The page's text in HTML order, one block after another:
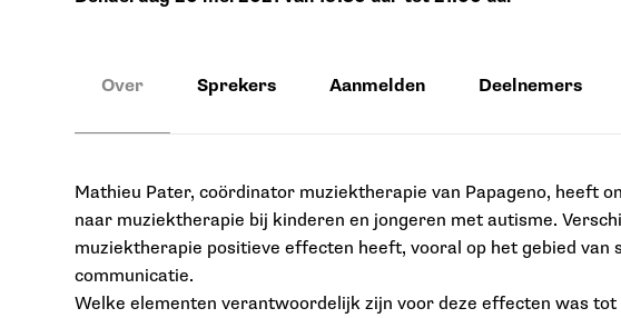
Over Sprekers Aanmelden Deelnemers
Mathieu Pater, coördinator muziektherapie van Papageno, heeft
naar muziektherapie bij kinderen en jongeren met autisme.
muziektherapie positieve effecten heeft, vooral op het gebied van
communicatie.
Welke elementen verantwoordelijk zijn voor deze effecten was tot